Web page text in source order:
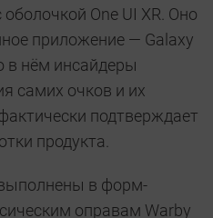
One UI XR. Оно
приложение — Galaxy
в нём инсайдеры
самих очков и их
подтверждает
продукта.
в форм-
оправам Warby